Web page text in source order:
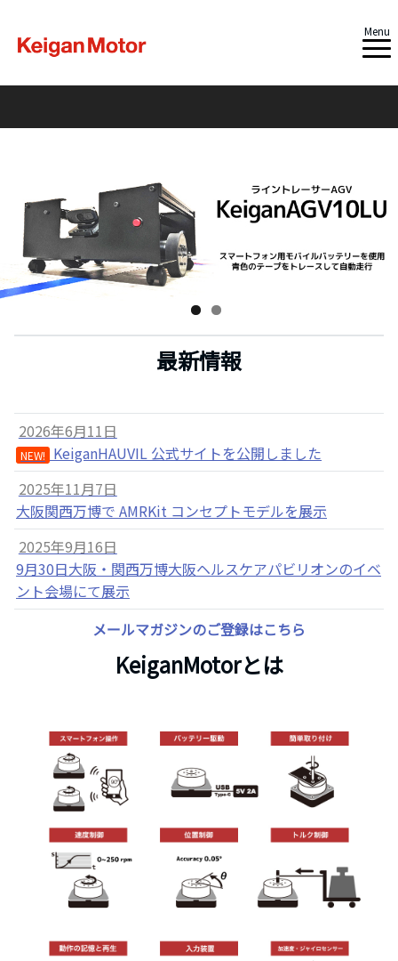
Menu
最新情報
2026年6月11日
NEW!
KeiganHAUVIL 公式サイトを公開しました
2025年11月7日
大阪関西万博で AMRKit コンセプトモデルを展示
2025年9月16日
9月30日大阪・関西万博大阪ヘルスケアパビリオンのイベ
ント会場にて展示
メールマガジンのご登録はこちら
KeiganMotorとは